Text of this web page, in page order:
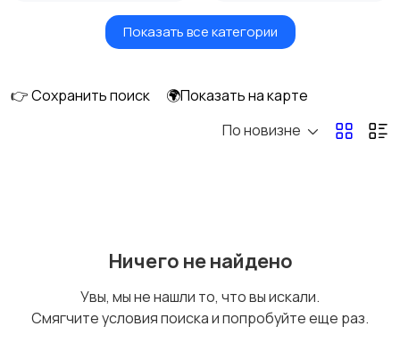
Головные уборы Домашняя одежда
Нижнее белье
Показать все категории
👉 Сохранить поиск
🌍Показать на карте
По новизне
Ничего не найдено
Увы, мы не нашли то, что вы искали.
Смягчите условия поиска и попробуйте еще раз.